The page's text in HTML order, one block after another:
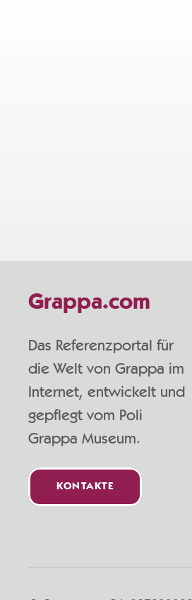
Grappa.com
Das Referenzportal für
die Welt von Grappa im
Internet, entwickelt und
gepflegt vom Poli
Grappa Museum.
KONTAKTE